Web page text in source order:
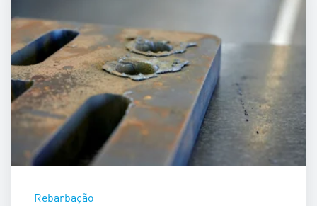
Rebarbação